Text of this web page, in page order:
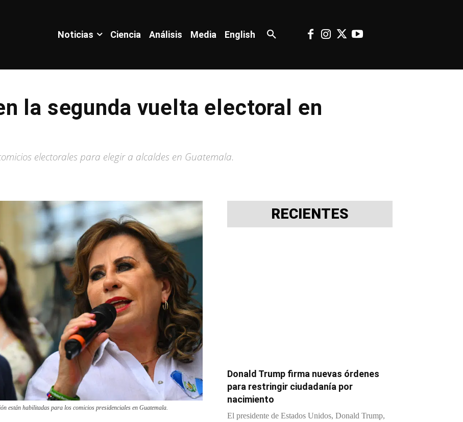
Noticias Ciencia Análisis Media English
la segunda vuelta electoral en
electorales para elegir a alcaldes en Guatemala.
están habilitadas para los comicios presidenciales en Guatemala.
RECIENTES
Donald Trump firma nuevas órdenes
para restringir ciudadanía por
nacimiento
El presidente de Estados Unidos, Donald Trump,